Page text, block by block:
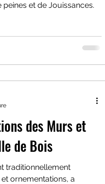
et de Jouissances.
des Murs et
de Bois
traditionnellement
ornementations, a